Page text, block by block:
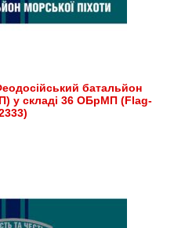
батальйон
у складі 36 ОБрМП (Flag-